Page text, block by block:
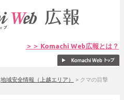
＞＞ Komachi Web広報とは？
地域安全情報（上越エリア） > クマの目撃